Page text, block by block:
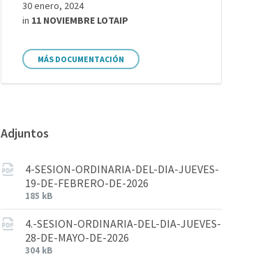
30 enero, 2024
in 11 NOVIEMBRE LOTAIP
MÁS DOCUMENTACIÓN
Adjuntos
4-SESION-ORDINARIA-DEL-DIA-JUEVES-
19-DE-FEBRERO-DE-2026
185 kB
4.-SESION-ORDINARIA-DEL-DIA-JUEVES-
28-DE-MAYO-DE-2026
304 kB